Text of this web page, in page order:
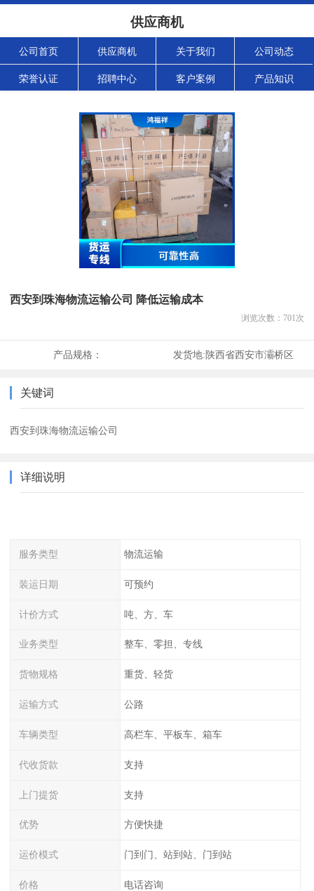
供应商机
公司首页 供应商机 关于我们 公司动态
荣誉认证 招聘中心 客户案例 产品知识
西安到珠海物流运输公司 降低运输成本
浏览次数： 701次
产品规格： 发货地:陕西省西安市灞桥区
关键词
西安到珠海物流运输公司
详细说明
服务类型 物流运输
装运日期 可预约
计价方式 吨、方、车
业务类型 整车、零担、专线
货物规格 重货、轻货
运输方式 公路
车辆类型 高栏车、平板车、箱车
代收货款 支持
上门提货 支持
优势 方便快捷
运价模式 门到门、站到站、门到站
价格 电话咨询